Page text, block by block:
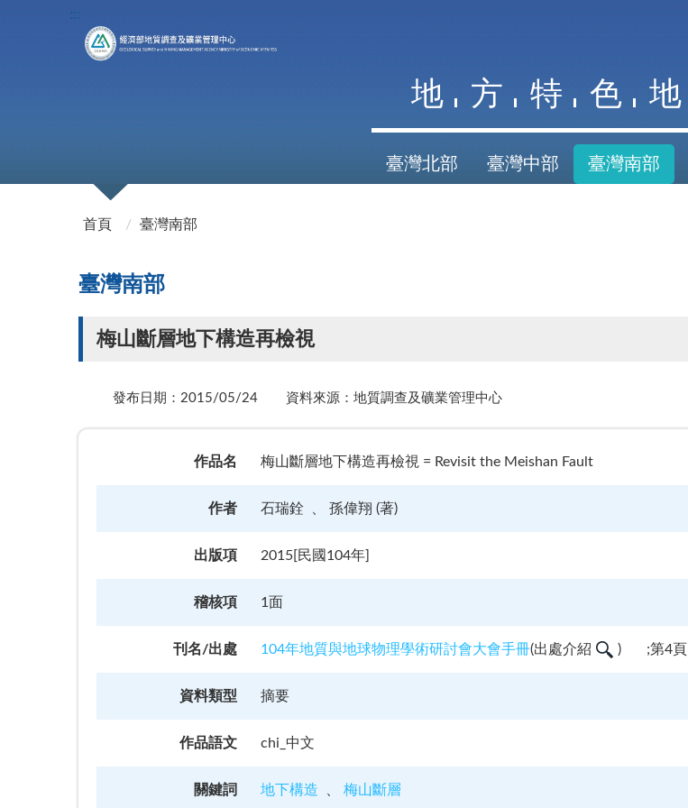
:::
地 方 特 色 地
臺灣北部 臺灣中部 臺灣南部
首頁
臺灣南部
臺灣南部
梅山斷層地下構造再檢視
發布日期：2015/05/24 資料來源：地質調查及礦業管理中心
作品名 梅山斷層地下構造再檢視 = Revisit the Meishan Fault
作者 石瑞銓 孫偉翔 (著)
出版項 2015[民國104年]
稽核項 1面
刊名/出處 104年地質與地球物理學術研討會大會手冊(出處介紹 ) ;第4頁
資料類型 摘要
作品語文 chi_中文
關鍵詞 地下構造 梅山斷層